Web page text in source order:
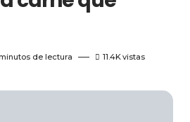
de lectura 11.4Kvistas